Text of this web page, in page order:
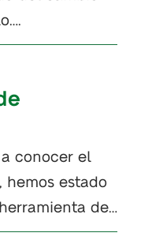
conocer el
, hemos estado
de…